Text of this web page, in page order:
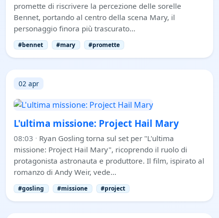
promette di riscrivere la percezione delle sorelle
Bennet, portando al centro della scena Mary, il
personaggio finora più trascurato…
#bennet #mary #promette
02 apr
L'ultima missione: Project Hail Mary
08:03 · Ryan Gosling torna sul set per "L'ultima
missione: Project Hail Mary", ricoprendo il ruolo di
protagonista astronauta e produttore. Il film, ispirato al
romanzo di Andy Weir, vede…
#gosling #missione #project